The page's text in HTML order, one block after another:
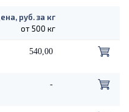
руб. за кг
от 500 кг
540,00
-